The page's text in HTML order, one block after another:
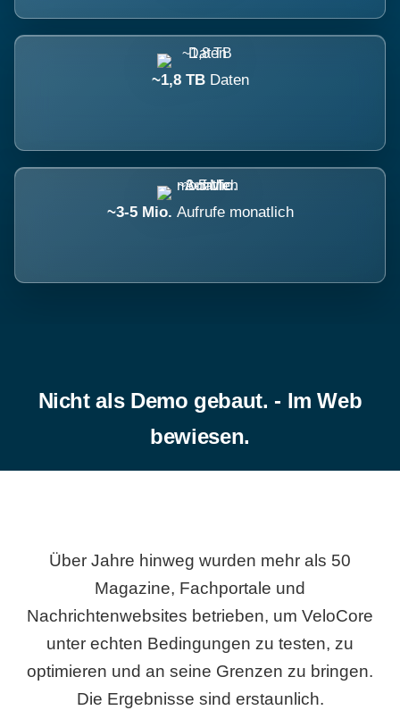
~1,8 TB Daten
~3-5 Mio. Aufrufe monatlich
Nicht als Demo gebaut. - Im Web
bewiesen.
Über Jahre hinweg wurden mehr als 50
Magazine, Fachportale und
Nachrichtenwebsites betrieben, um VeloCore
unter echten Bedingungen zu testen, zu
optimieren und an seine Grenzen zu bringen.
Die Ergebnisse sind erstaunlich.